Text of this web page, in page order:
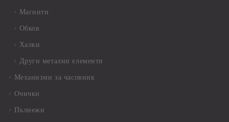
Магнити
Обков
Халки
Други метални елементи
Механизми за часовник
Очички
Пълнежи